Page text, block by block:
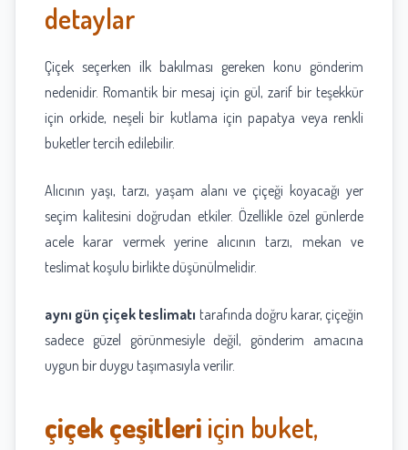
detaylar
Çiçek seçerken ilk bakılması gereken konu gönderim
nedenidir. Romantik bir mesaj için gül, zarif bir teşekkür
için orkide, neşeli bir kutlama için papatya veya renkli
buketler tercih edilebilir.
Alıcının yaşı, tarzı, yaşam alanı ve çiçeği koyacağı yer
seçim kalitesini doğrudan etkiler. Özellikle özel günlerde
acele karar vermek yerine alıcının tarzı, mekan ve
teslimat koşulu birlikte düşünülmelidir.
aynı gün çiçek teslimatı tarafında doğru karar, çiçeğin
sadece güzel görünmesiyle değil, gönderim amacına
uygun bir duygu taşımasıyla verilir.
çiçek çeşitleri için buket,